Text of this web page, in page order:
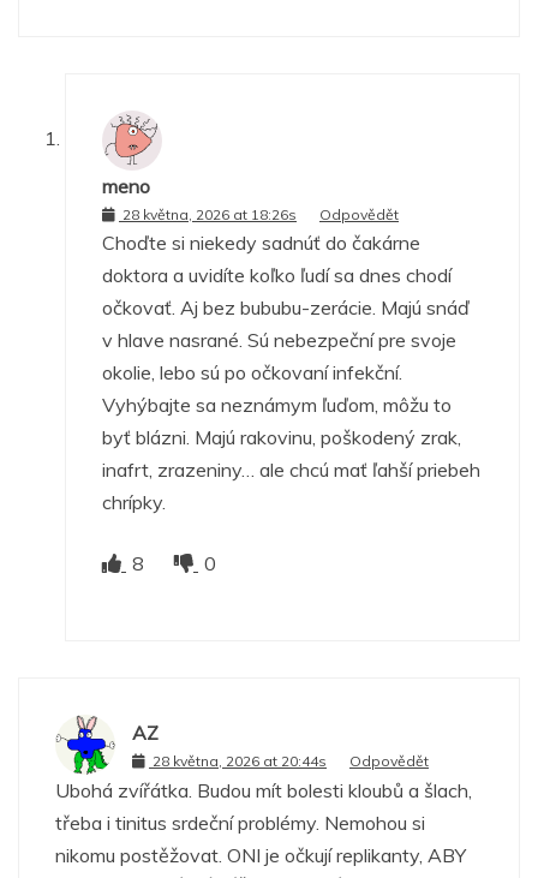
meno
28 května, 2026 at 18:26s Odpovědět
Choďte si niekedy sadnúť do čakárne
doktora a uvidíte koľko ľudí sa dnes chodí
očkovať. Aj bez bububu-zerácie. Majú snáď
v hlave nasrané. Sú nebezpeční pre svoje
okolie, lebo sú po očkovaní infekční.
Vyhýbajte sa neznámym ľuďom, môžu to
byť blázni. Majú rakovinu, poškodený zrak,
inafrt, zrazeniny… ale chcú mať ľahší priebeh
chrípky.
8 0
AZ
28 května, 2026 at 20:44s Odpovědět
Ubohá zvířátka. Budou mít bolesti kloubů a šlach,
třeba i tinitus srdeční problémy. Nemohou si
nikomu postěžovat. ONI je očkují replikanty, ABY